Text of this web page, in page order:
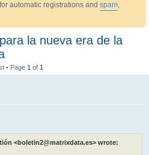
automatic registrations and spam,
la nueva era de la
• Page 1 of 1
<boletin2@matrixdata.es> wrote: